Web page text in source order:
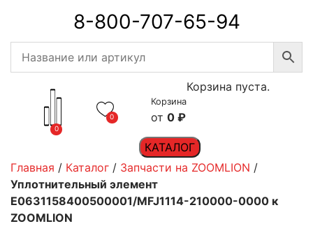
8-800-707-65-94
0
0
Корзина
0 ₽
Корзина пуста.
КАТАЛОГ
Главная / Каталог / Запчасти на ZOOMLION /
Уплотнительный элемент
E0631158400500001/MFJ1114-210000-0000 к
ZOOMLION